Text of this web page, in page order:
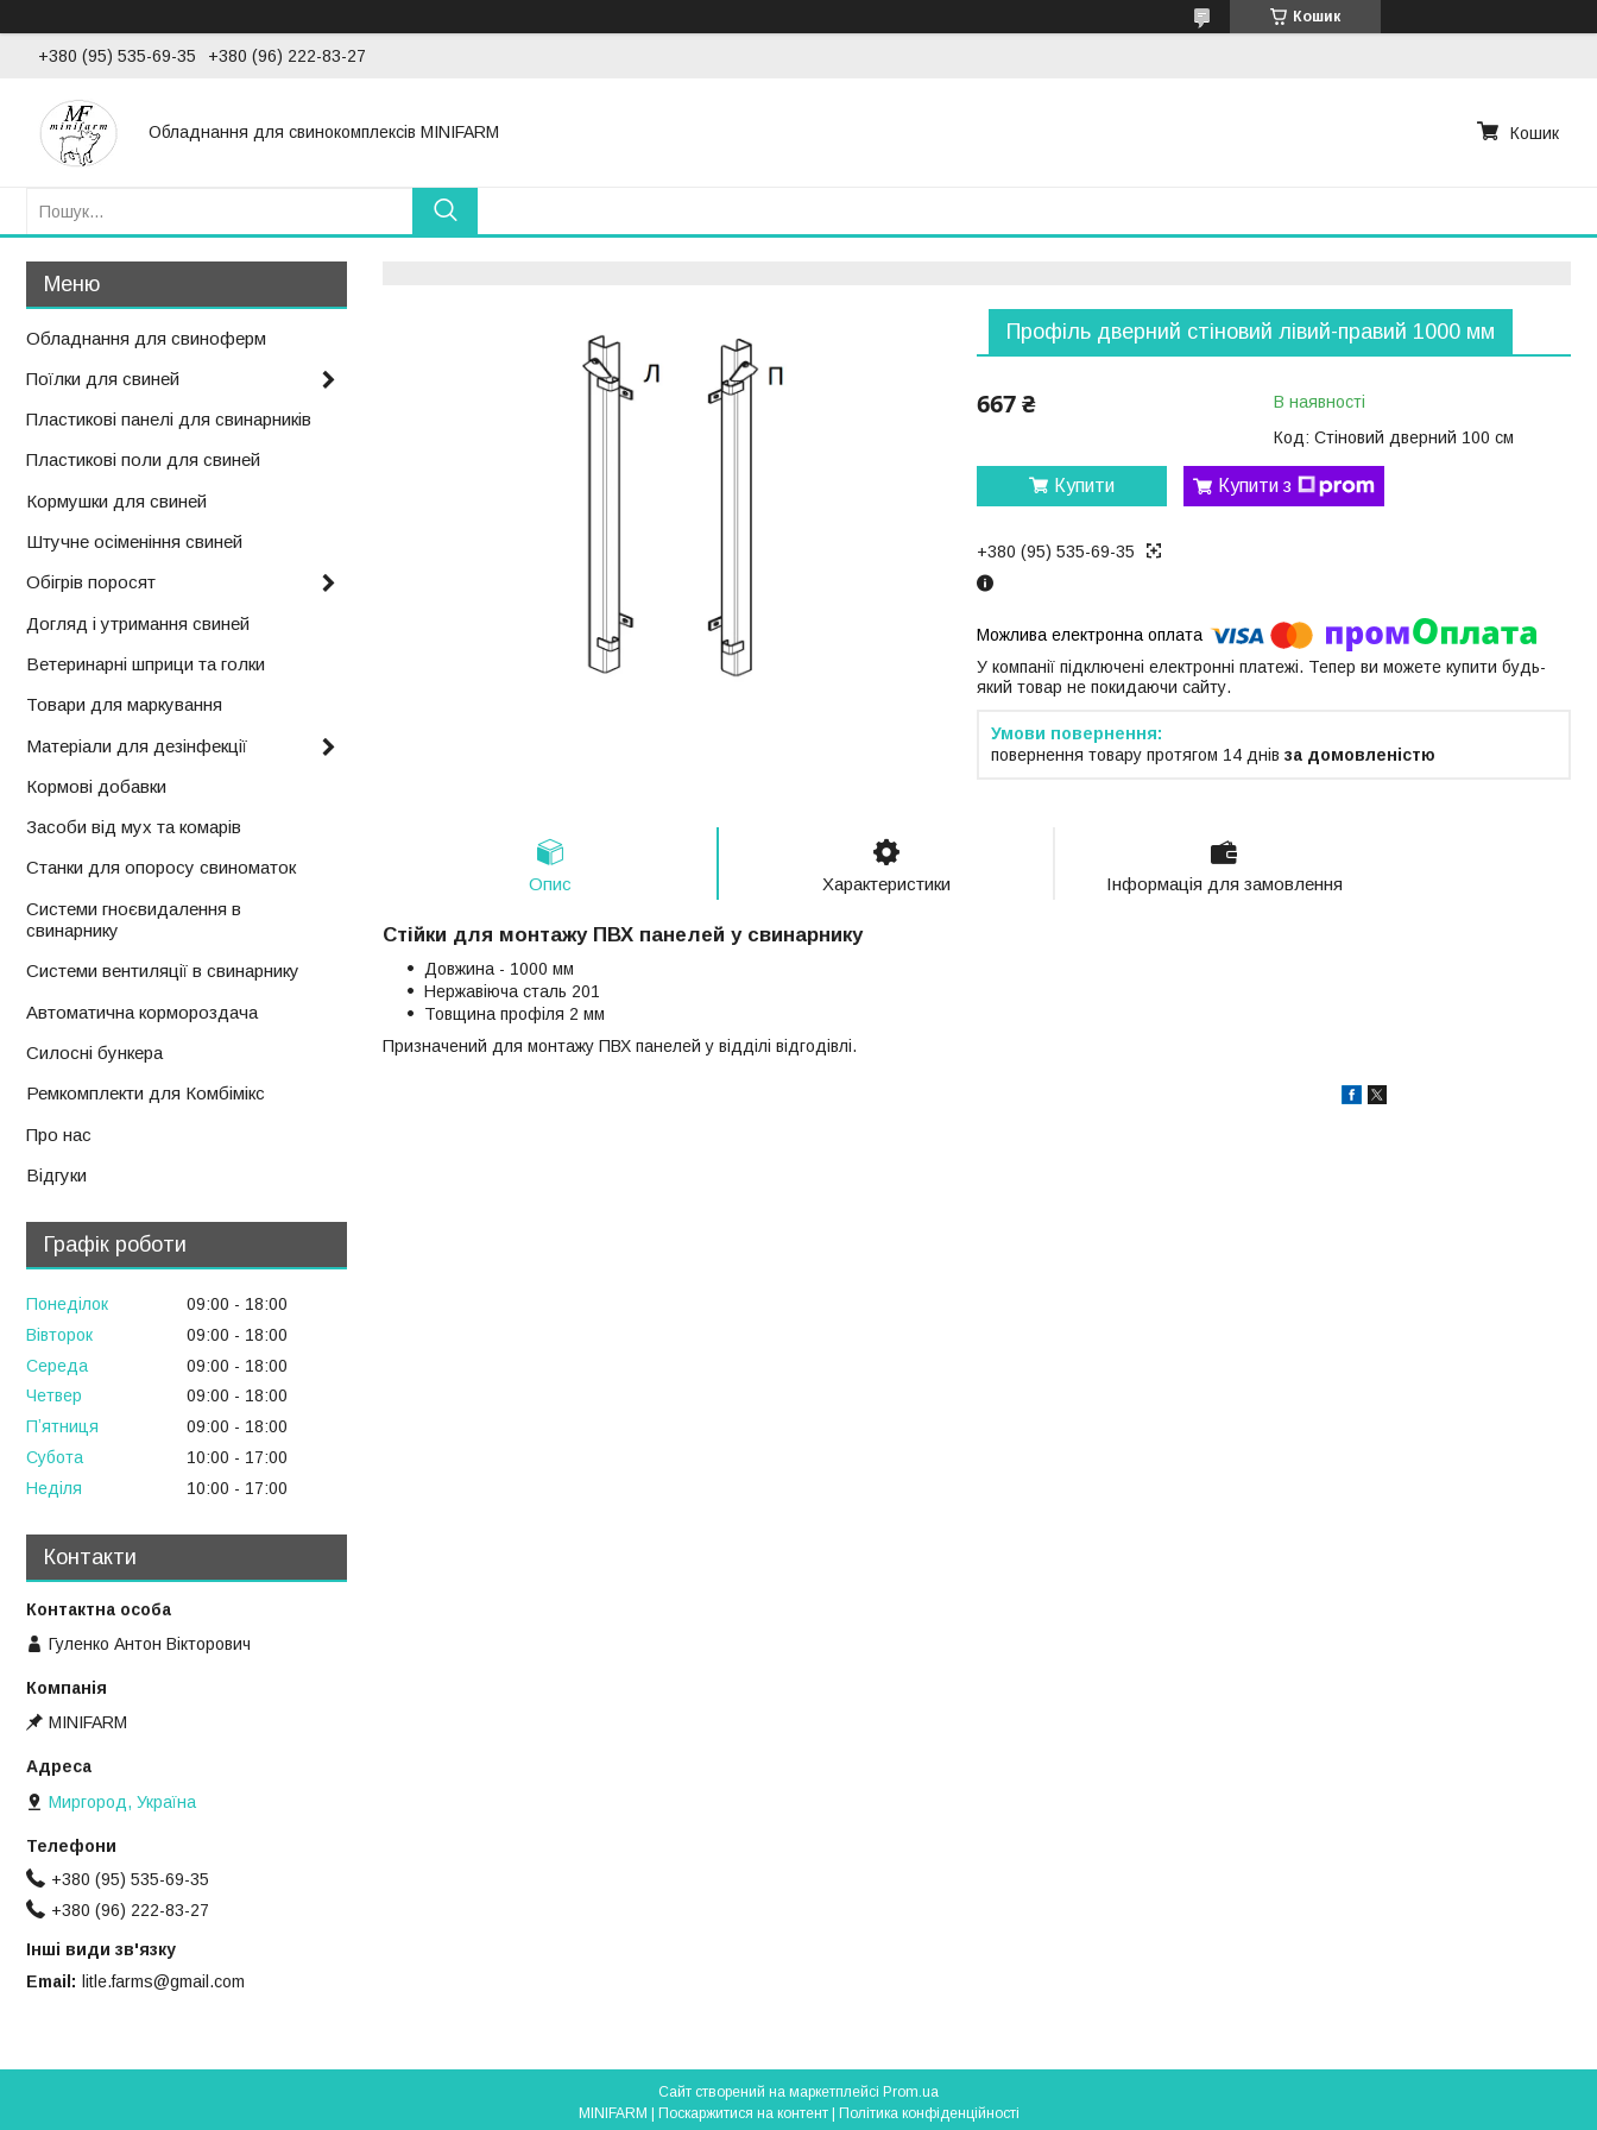
Кошик
+380 (95) 535-69-35 +380 (96) 222-83-27
Обладнання для свинокомплексів MINIFARM Кошик
Профіль дверний стіновий лівий-правий 1000 мм
667 ₴
В наявності
Код: Стіновий дверний 100 см
Купити Купити з
+380 (95) 535-69-35
У компанії підключені електронні платежі. Тепер ви можете купити будь-
який товар не покидаючи сайту.
повернення товару протягом 14 днів за домовленістю
Опис Характеристики Інформація для замовлення
Стійки для монтажу ПВХ панелей у свинарнику
Довжина - 1000 мм
Нержавіюча сталь 201
Товщина профіля 2 мм
Призначений для монтажу ПВХ панелей у відділі відгодівлі.
Обладнання для свиноферм
Поїлки для свиней
Пластикові панелі для свинарників
Пластикові поли для свиней
Кормушки для свиней
Штучне осіменіння свиней
Обігрів поросят
Догляд і утримання свиней
Ветеринарні шприци та голки
Товари для маркування
Матеріали для дезінфекції
Кормові добавки
Засоби від мух та комарів
Станки для опоросу свиноматок
Системи гноєвидалення в
свинарнику
Системи вентиляції в свинарнику
Автоматична кормороздача
Силосні бункера
Ремкомплекти для Комбімікс
Про нас
Відгуки
Графік роботи
Понеділок 09:00
18:00
Вівторок
09:00
18:00
Середа
09:00
18:00
Четвер
09:00
18:00
Пʼятниця
09:00
18:00
Субота
10:00
17:00
Неділя
10:00 17:00
Контакти
Гуленко Антон Вікторович
MINIFARM
Миргород, Україна
+380 (95) 535-69-35
+380 (96) 222-83-27
Інші види зв'язку
Email
litle.farms@gmail.com
Сайт створений на маркетплейсі Prom.ua
Поскаржитися на контент Політика конфіденційності